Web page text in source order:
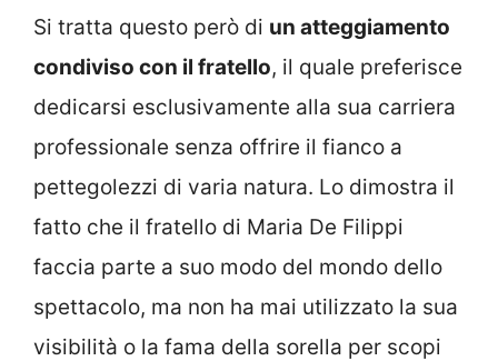
Si tratta questo però di un atteggiamento
condiviso con il fratello, il quale preferisce
dedicarsi esclusivamente alla sua carriera
professionale senza offrire il fianco a
pettegolezzi di varia natura. Lo dimostra il
fatto che il fratello di Maria De Filippi
faccia parte a suo modo del mondo dello
spettacolo, ma non ha mai utilizzato la sua
visibilità o la fama della sorella per scopi